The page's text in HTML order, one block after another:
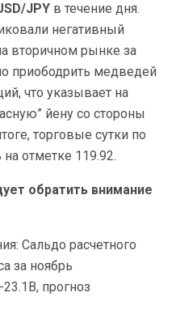
JPY в течение дня.
негативный
вторичном рынке за
приободрить медведей
что указывает на
йену со стороны
торговые сутки по
отметке 119.92.
обратить внимание
Сальдо расчетного
за ноябрь
прогноз